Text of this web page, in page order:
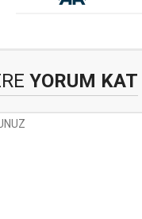
YORUM KAT